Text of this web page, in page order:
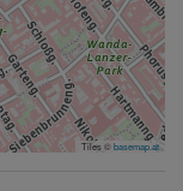
Tiles ©basemap.at